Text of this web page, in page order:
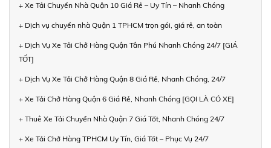
+ Xe Tải Chuyển Nhà Quận 10 Giá Rẻ – Uy Tín – Nhanh Chóng
+ Dịch vụ chuyển nhà Quận 1 TPHCM trọn gói, giá rẻ, an toàn
+ Dịch Vụ Xe Tải Chở Hàng Quận Tân Phú Nhanh Chóng 24/7 [GIÁ
TỐT]
+ Dịch Vụ Xe Tải Chở Hàng Quận 8 Giá Rẻ, Nhanh Chóng, 24/7
+ Xe Tải Chở Hàng Quận 6 Giá Rẻ, Nhanh Chóng [GỌI LÀ CÓ XE]
+ Thuê Xe Tải Chuyển Nhà Quận 7 Giá Tốt, Nhanh Chóng 24/7
+ Xe Tải Chở Hàng TPHCM Uy Tín, Giá Tốt – Phục Vụ 24/7